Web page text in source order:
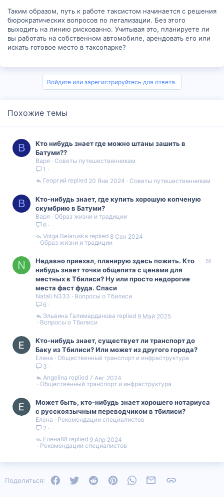
Таким образом, путь к работе таксистом начинается с решения
бюрократических вопросов по легализации. Без этого
выходить на линию рискованно. Учитывая это, планируете ли
вы работать на собственном автомобиле, арендовать его или
искать готовое место в таксопарке?
Войдите или зарегистрируйтесь для ответа.
Похожие темы
В
Кто нибудь знает где можно штаны зашить в
Батуми??
Варя
Советы путешественникам
1
Советы путешественникам
20 Янв 2024
Георгий
В
Кто-нибудь знает, где купить хорошую копченую
скумбрию в Батуми?
Варя
Образ жизни и традиции
6
Образ жизни и традиции
8 Сен 2024
Volga.Belaruska
N
Недавно приехал, планирую здесь пожить. Кто
нибудь знает точки общепита с ценами для
местных в Тбилиси? Ну или просто недорогие
места фаст фуда. Спаси
Natali.N333
Вопросы о Тбилиси
6
Вопросы о Тбилиси
9 Май 2025
Эльвина Галимарданова
Кто-нибудь знает, существует ли транспорт до
Баку из Тбилиси? Или может из другого города?
Елена
Общественный транспорт и инфраструктура
3
Общественный транспорт и инфраструктура
7 Авг 2024
Angelina
Может быть, кто-нибудь знает хорошего нотариуса
с русскоязычным переводчиком в тбилиси?
Елена
Рекомендации специалистов
2
Рекомендации специалистов
9 Апр 2024
Елена68
Поделиться: FacebookTwitter Reddit PinterestWhatsAppЭлектронная почта